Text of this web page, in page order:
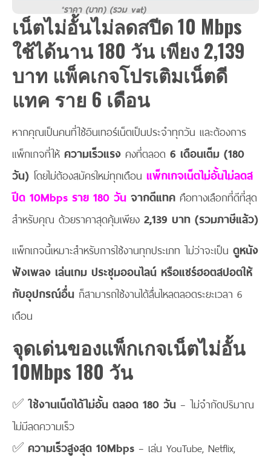
*ราคา (บาท) (รวม vat)
เน็ตไม่อั้นไม่ลดสปีด 10 Mbps
ใช้ได้นาน 180 วัน เพียง 2,139
บาท แพ็คเกจโปรเติมเน็ตดี
แทค ราย 6 เดือน
หากคุณเป็นคนที่ใช้อินเทอร์เน็ตเป็นประจำทุกวัน และต้องการ
แพ็กเกจที่ให้ ความเร็วแรง คงที่ตลอด 6 เดือนเต็ม (180
วัน) โดยไม่ต้องสมัครใหม่ทุกเดือน แพ็กเกจเน็ตไม่อั้นไม่ลดส
ปีด 10Mbps ราย 180 วัน จากดีแทค คือทางเลือกที่ดีที่สุด
สำหรับคุณ ด้วยราคาสุดคุ้มเพียง 2,139 บาท (รวมภาษีแล้ว)
แพ็กเกจนี้เหมาะสำหรับการใช้งานทุกประเภท ไม่ว่าจะเป็น ดูหนัง
ฟังเพลง เล่นเกม ประชุมออนไลน์ หรือแชร์ฮอตสปอตให้
กับอุปกรณ์อื่น ก็สามารถใช้งานได้ลื่นไหลตลอดระยะเวลา 6
เดือน
จุดเด่นของแพ็กเกจเน็ตไม่อั้น
10Mbps 180 วัน
✅ ใช้งานเน็ตได้ไม่อั้น ตลอด 180 วัน – ไม่จำกัดปริมาณ
ไม่มีลดความเร็ว
✅ ความเร็วสูงสุด 10Mbps – เล่น YouTube, Netflix,